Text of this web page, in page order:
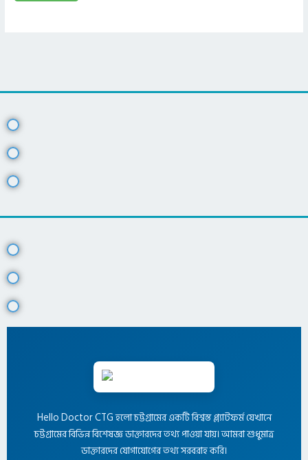
Hello Doctor CTG হলো চট্টগ্রামের একটি বিশ্বস্ত প্ল্যাটফর্ম যেখানে
চট্টগ্রামের বিভিন্ন বিশেষজ্ঞ ডাক্তারদের তথ্য পাওয়া যায়। আমরা শুধুমাত্র
ডাক্তারদের যোগাযোগের তথ্য সরবরাহ করি।